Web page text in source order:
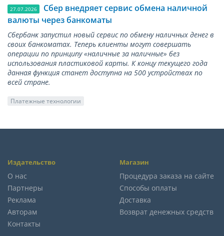
27.07.2026
Сбер внедряет сервис обмена наличной
валюты через банкоматы
Сбербанк запустил новый сервис по обмену наличных денег в
своих банкоматах. Теперь клиенты могут совершать
операции по принципу «наличные за наличные» без
использования пластиковой карты. К концу текущего года
данная функция станет доступна на 500 устройствах по
всей стране.
Платежные технологии
Издательство
О нас
Партнеры
Реклама
Авторам
Контакты
Магазин
Процедура заказа на сайте
Способы оплаты
Доставка
Возврат денежных средств